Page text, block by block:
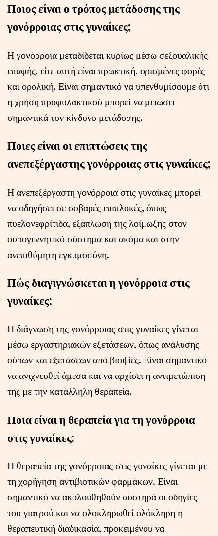
Ποιος είναι ο τρόπος μετάδοσης της
γονόρροιας στις γυναίκες;
Η γονόρροια μεταδίδεται κυρίως μέσω σεξουαλικής
επαφής, είτε αυτή είναι πρωκτική, ορισμένες φορές
και οραλική. Είναι σημαντικό να υπενθυμίσουμε ότι
η χρήση προφυλακτικού μπορεί να μειώσει
σημαντικά τον κίνδυνο μετάδοσης.
Ποιες είναι οι επιπτώσεις της
ανεπεξέργαστης γονόρροιας στις γυναίκες;
Η ανεπεξέργαστη γονόρροια στις γυναίκες μπορεί
να οδηγήσει σε σοβαρές επιπλοκές, όπως
πυελονεφρίτιδα, εξάπλωση της λοίμωξης στον
ουρογεννητικό σύστημα και ακόμα και στην
ανεπιθύμητη εγκυμοσύνη.
Πώς διαγιγνώσκεται η γονόρροια στις
γυναίκες;
Η διάγνωση της γονόρροιας στις γυναίκες γίνεται
μέσω εργαστηριακών εξετάσεων, όπως ανάλυσης
ούρων και εξετάσεων από βιοψίες. Είναι σημαντικό
να ανιχνευθεί άμεσα και να αρχίσει η αντιμετώπιση
της με την κατάλληλη θεραπεία.
Ποια είναι η θεραπεία για τη γονόρροια
στις γυναίκες;
Η θεραπεία της γονόρροιας στις γυναίκες γίνεται με
τη χορήγηση αντιβιοτικών φαρμάκων. Είναι
σημαντικό να ακολουθηθούν αυστηρά οι οδηγίες
του γιατρού και να ολοκληρωθεί ολόκληρη η
θεραπευτική διαδικασία, προκειμένου να